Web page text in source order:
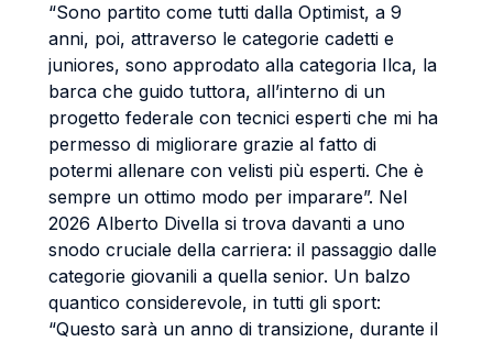
“Sono partito come tutti dalla Optimist, a 9
anni, poi, attraverso le categorie cadetti e
juniores, sono approdato alla categoria Ilca, la
barca che guido tuttora, all’interno di un
progetto federale con tecnici esperti che mi ha
permesso di migliorare grazie al fatto di
potermi allenare con velisti più esperti. Che è
sempre un ottimo modo per imparare”. Nel
2026 Alberto Divella si trova davanti a uno
snodo cruciale della carriera: il passaggio dalle
categorie giovanili a quella senior. Un balzo
quantico considerevole, in tutti gli sport:
“Questo sarà un anno di transizione, durante il